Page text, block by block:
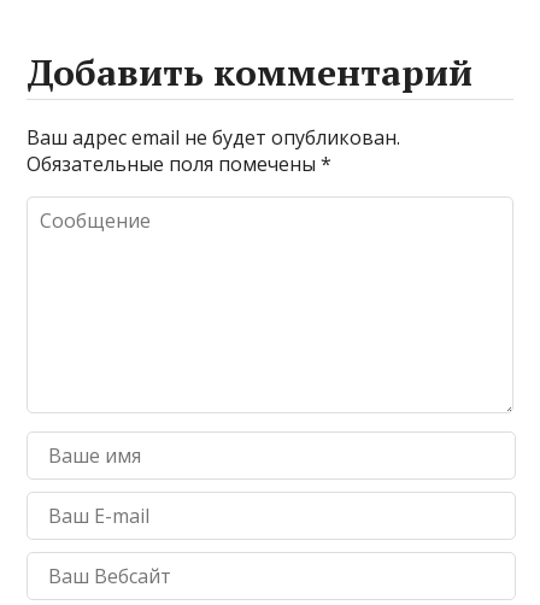
Добавить комментарий
Ваш адрес email не будет опубликован.
Обязательные поля помечены*